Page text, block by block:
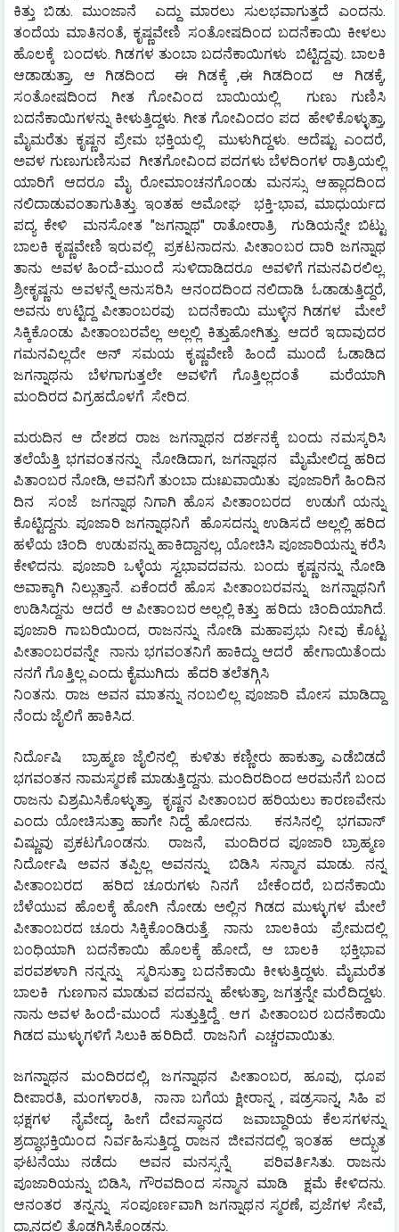
ಕಿತ್ತು ಬಿಡು. ಮುಂಜಾನೆ  ಎದ್ದು ಮಾರಲು ಸುಲಭವಾಗುತ್ತದೆ ಎಂದನು.
ತಂದೆಯ ಮಾತಿನಂತೆ, ಕೃಷ್ಣವೇಣಿ ಸಂತೋಷದಿಂದ ಬದನೆಕಾಯಿ ಕೀಳಲು
ಹೊಲಕ್ಕೆ  ಬಂದಳು. ಗಿಡಗಳ ತುಂಬಾ ಬದನೆಕಾಯಿಗಳು  ಬಿಟ್ಟಿದ್ದವು. ಬಾಲಕಿ
ಆಡಾಡುತ್ತಾ, ಆ ಗಿಡದಿಂದ  ಈ ಗಿಡಕ್ಕೆ ,ಈ ಗಿಡದಿಂದ  ಆ ಗಿಡಕ್ಕೆ,
ಸಂತೋಷದಿಂದ ಗೀತ ಗೋವಿಂದ ಬಾಯಿಯಲ್ಲಿ  ಗುಣು ಗುಣಿಸಿ
ಬದನೆಕಾಯಿಗಳನ್ನು ಕೀಳುತ್ತಿದ್ದಳು. ಗೀತ ಗೋವಿಂದಂ ಪದ  ಹೇಳಿಕೊಳ್ಳುತ್ತಾ,
ಮೈಮರೆತು ಕೃಷ್ಣನ ಪ್ರೇಮ ಭಕ್ತಿಯಲ್ಲಿ  ಮುಳುಗಿದ್ದಳು. ಅದೆಷ್ಟು ಎಂದರೆ,
ಅವಳ ಗುಣುಗುಣಿಸುವ  ಗೀತಗೋವಿಂದ ಪದಗಳು ಬೆಳದಿಂಗಳ ರಾತ್ರಿಯಲ್ಲಿ
ಯಾರಿಗೆ ಆದರೂ ಮೈ ರೋಮಾಂಚನಗೊಂಡು ಮನಸ್ಸು ಆಹ್ಲಾದದಿಂದ
ನಲಿದಾಡುವಂತಾಗುತಿತ್ತು. ಇಂತಹ ಅಮೋಘ  ಭಕ್ತಿ-ಭಾವ, ಮಾಧುರ್ಯದ
ಪದ್ಯ ಕೇಳಿ  ಮನಸೋತ "ಜಗನ್ನಾಥ" ರಾತೋರಾತ್ರಿ  ಗುಡಿಯನ್ನೇ ಬಿಟ್ಟು
ಬಾಲಕಿ ಕೃಷ್ಣವೇಣಿ ಇರುವಲ್ಲಿ  ಪ್ರಕಟನಾದನು. ಪೀತಾಂಬರ ದಾರಿ ಜಗನ್ನಾಥ
ತಾನು  ಅವಳ ಹಿಂದೆ-ಮುಂದೆ  ಸುಳಿದಾಡಿದರೂ  ಅವಳಿಗೆ ಗಮನವಿರಲಿಲ್ಲ.
ಶ್ರೀಕೃಷ್ಣನು  ಅವಳನ್ನೆ ಅನುಸರಿಸಿ  ಆನಂದದಿಂದ ನಲಿದಾಡಿ  ಓಡಾಡುತ್ತಿದ್ದರೆ,
ಅವನು ಉಟ್ಟಿದ್ದ ಪೀತಾಂಬರವು  ಬದನೆಕಾಯಿ ಮುಳ್ಳಿನ ಗಿಡಗಳ  ಮೇಲೆ
ಸಿಕ್ಕಿಕೊಂಡು ಪೀತಾಂಬರವೆಲ್ಲ ಅಲ್ಲಲ್ಲಿ ಕಿತ್ತುಹೋಗಿತ್ತು. ಆದರೆ ಇದಾವುದರ
ಗಮನವಿಲ್ಲದೇ ಅನ್ ಸಮಯ ಕೃಷ್ಣವೇಣಿ ಹಿಂದೆ ಮುಂದೆ ಓಡಾಡಿದ
ಜಗನ್ನಾಥನು ಬೆಳಗಾಗುತ್ತಲೇ ಅವಳಿಗೆ ಗೊತ್ತಿಲ್ಲದಂತೆ  ಮರೆಯಾಗಿ
ಮಂದಿರದ ವಿಗ್ರಹದೊಳಗೆ  ಸೇರಿದ.
ಮರುದಿನ ಆ ದೇಶದ ರಾಜ ಜಗನ್ನಾಥನ ದರ್ಶನಕ್ಕೆ ಬಂದು ನಮಸ್ಕರಿಸಿ
ತಲೆಯೆತ್ತಿ ಭಗವಂತನನ್ನು  ನೋಡಿದಾಗ, ಜಗನ್ನಾಥನ  ಮೈಮೇಲಿದ್ದ ಹರಿದ
ಪಿತಾಂಬರ ನೋಡಿ, ಅವನಿಗೆ ತುಂಬಾ ದುಃಖವಾಯಿತು  ಪೂಜಾರಿಗೆ ಹಿಂದಿನ
ದಿನ  ಸಂಜೆ  ಜಗನ್ನಾಥ ನಿಗಾಗಿ ಹೊಸ ಪೀತಾಂಬರದ  ಉಡುಗೆ ಯನ್ನು
ಕೊಟ್ಟಿದ್ದನು. ಪೂಜಾರಿ ಜಗನ್ನಾಥನಿಗೆ  ಹೊಸದನ್ನು ಉಡಿಸದೆ ಅಲ್ಲಲ್ಲಿ ಹರಿದ
ಹಳೆಯ ಚಿಂದಿ  ಉಡುಪನ್ನು ಹಾಕಿದ್ದಾನಲ್ಲ, ಯೋಚಿಸಿ ಪೂಜಾರಿಯನ್ನು ಕರೆಸಿ
ಕೇಳಿದನು. ಪೂಜಾರಿ ಒಳ್ಳೆಯ ಸ್ವಭಾವದವನು. ಬಂದು ಕೃಷ್ಣನನ್ನು ನೋಡಿ
ಅವಾಕ್ಕಾಗಿ ನಿಲ್ಲುತ್ತಾನೆ. ಏಕೆಂದರೆ ಹೊಸ ಪೀತಾಂಬರವನ್ನು  ಜಗನ್ನಾಥನಿಗೆ
ಉಡಿಸಿದ್ದನು  ಆದರೆ  ಆ ಪೀತಾಂಬರ ಅಲ್ಲಲ್ಲಿ ಕಿತ್ತು  ಹರಿದು  ಚಿಂದಿಯಾಗಿದೆ.
ಪೂಜಾರಿ ಗಾಬರಿಯಿಂದ, ರಾಜನನ್ನು ನೋಡಿ ಮಹಾಪ್ರಭು ನೀವು ಕೊಟ್ಟ
ಪೀತಾಂಬರವನ್ನೇ  ನಾನು ಭಗವಂತನಿಗೆ ಹಾಕಿದ್ದು ಆದರೆ  ಹೇಗಾಯಿತೆಂದು
ನನಗೆ ಗೊತ್ತಿಲ್ಲ ಎಂದು ಕೈಮುಗಿದು  ಹೆದರಿ ತಲೆತಗ್ಗಿಸಿ
ನಿಂತನು.‌ ರಾಜ ಅವನ ಮಾತನ್ನು ನಂಬಲಿಲ್ಲ ಪೂಜಾರಿ ಮೋಸ ಮಾಡಿದ್ದಾ
ನೆಂದು ಜೈಲಿಗೆ ಹಾಕಿಸಿದ.
ನಿರ್ದೊಷಿ ‌  ಬ್ರಾಹ್ಮಣ ಜೈಲಿನಲ್ಲಿ  ಕುಳಿತು ಕಣ್ಣೀರು ಹಾಕುತ್ತಾ, ಎಡೆಬಿಡದೆ
ಭಗವಂತನ ನಾಮಸ್ಮರಣೆ ಮಾಡುತ್ತಿದ್ದನು. ಮಂದಿರದಿಂದ ಅರಮನೆಗೆ ಬಂದ
ರಾಜನು ವಿಶ್ರಮಿಸಿಕೊಳ್ಳುತ್ತಾ,  ಕೃಷ್ಣನ ಪೀತಾಂಬರ ಹರಿಯಲು ಕಾರಣವೇನು
ಎಂದು ಯೋಚಿಸುತ್ತಾ ಹಾಗೇ ನಿದ್ದೆ ಹೋದನು.   ಕನಸಿನಲ್ಲಿ  ಭಗವಾನ್
ವಿಷ್ಣುವು ಪ್ರಕಟಗೊಂಡನು.  ರಾಜನೆ,  ಮಂದಿರದ ಪೂಜಾರಿ ಬ್ರಾಹ್ಮಣ
ನಿರ್ದೋಷಿ ಅವನ ತಪ್ಪಿಲ್ಲ ಅವನನ್ನು  ಬಿಡಿಸಿ ಸನ್ಮಾನ ಮಾಡು. ನನ್ನ
ಪೀತಾಂಬರದ  ಹರಿದ ಚೂರುಗಳು ನಿನಗೆ  ಬೇಕೆಂದರೆ, ಬದನೆಕಾಯಿ
ಬೆಳೆಯುವ ಹೊಲಕ್ಕೆ ಹೋಗಿ ನೋಡು ಅಲ್ಲಿನ ಗಿಡದ ಮುಳ್ಳುಗಳ ಮೇಲೆ
ಪೀತಾಂಬರದ ಚೂರು ಸಿಕ್ಕಿಕೊಂಡಿರುತ್ತೆ.  ನಾನು  ಬಾಲಕಿಯ  ಪ್ರೇಮದಲ್ಲಿ
ಬಂಧಿಯಾಗಿ ಬದನೆಕಾಯಿ ಹೊಲಕ್ಕೆ ಹೋದೆ, ಆ ಬಾಲಕಿ  ಭಕ್ತಿಭಾವ
ಪರವಶಳಾಗಿ ನನ್ನನ್ನು  ಸ್ಮರಿಸುತ್ತಾ ಬದನೆಕಾಯಿ ಕೀಳುತ್ತಿದ್ದಳು. ಮೈಮರೆತ
ಬಾಲಕಿ  ಗುಣಗಾನ ಮಾಡುವ ಪದವನ್ನು  ಹೇಳುತ್ತಾ, ಜಗತ್ತನ್ನೇ ಮರೆದಿದ್ದಳು.
ನಾನು ಅವಳ ಹಿಂದೆ-ಮುಂದೆ  ಸುತ್ತುತ್ತಿದ್ದೆ . ಆಗ  ಪೀತಾಂಬರ ಬದನೆಕಾಯಿ
ಗಿಡದ ಮುಳ್ಳುಗಳಿಗೆ ಸಿಲುಕಿ ಹರಿದಿದೆ.  ರಾಜನಿಗೆ  ಎಚ್ಚರವಾಯಿತು.
ಜಗನ್ನಾಥನ ಮಂದಿರದಲ್ಲಿ, ಜಗನ್ನಾಥನ ಪೀತಾಂಬರ, ಹೂವು, ಧೂಪ
ದೀಪಾರತಿ, ಮಂಗಳಾರತಿ,  ನಾನಾ ಬಗೆಯ ಕ್ಷೀರಾನ್ನ , ಷಡ್ರಸಾನ್ನ, ಸಿಹಿ ಪ
ಭಕ್ಷಗಳ  ನೈವೇದ್ಯ, ಹೀಗೆ ದೇವಸ್ಥಾನದ  ಜವಾಬ್ದಾರಿಯ ಕೆಲಸಗಳನ್ನು
ಶ್ರದ್ಧಾಭಕ್ತಿಯಿಂದ ನಿರ್ವಹಿಸುತ್ತಿದ್ದ ರಾಜನ ಜೀವನದಲ್ಲಿ ಇಂತಹ  ಅದ್ಭುತ
ಘಟನೆಯು ನಡೆದು  ಅವನ ಮನಸ್ಸನ್ನೆ   ಪರಿವರ್ತಿಸಿತು. ರಾಜನು
ಪೂಜಾರಿಯನ್ನು ಬಿಡಿಸಿ, ಗೌರವದಿಂದ ಸನ್ಮಾನ ಮಾಡಿ  ಕ್ಷಮೆ ಕೇಳಿದನು.
ಆನಂತರ  ತನ್ನನ್ನು  ಸಂಪೂರ್ಣವಾಗಿ ಜಗನ್ನಾಥನ ಸ್ಮರಣೆ, ಪ್ರಜೆಗಳ ಸೇವೆ,
ಧ್ಯಾನದಲ್ಲಿ ತೊಡಗಿಸಿಕೊಂಡನು.